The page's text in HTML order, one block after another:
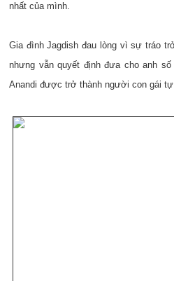
nhất của mình.
Gia đình Jagdish đau lòng vì sự tráo
nhưng vẫn quyết định đưa cho anh
Anandi được trở thành người con gái